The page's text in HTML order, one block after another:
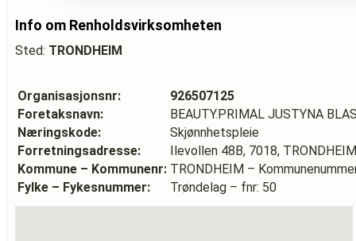
Info om Renholdsvirksomheten
Sted: TRONDHEIM
Organisasjonsnr:
926507125
Foretaksnavn:
BEAUTY.PRIMAL JUSTYNA
Næringskode:
Skjønnhetspleie
Forretningsadresse:
Ilevollen 48B, 7018, TRONDHEIM
Kommune – Kommunenr: TRONDHEIM –
Fylke – Fykesnummer:
Trøndelag – fnr: 50